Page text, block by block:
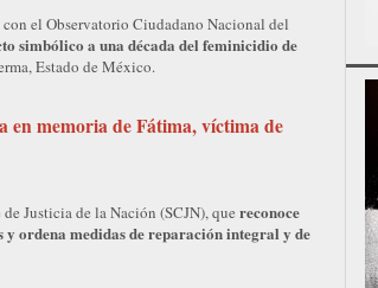
el Observatorio Ciudadano Nacional del
simbólico a una década del feminicidio de
Estado de México.
en memoria de Fátima, víctima de
Justicia de la Nación (SCJN), que reconoce
ordena medidas de reparación integral y de